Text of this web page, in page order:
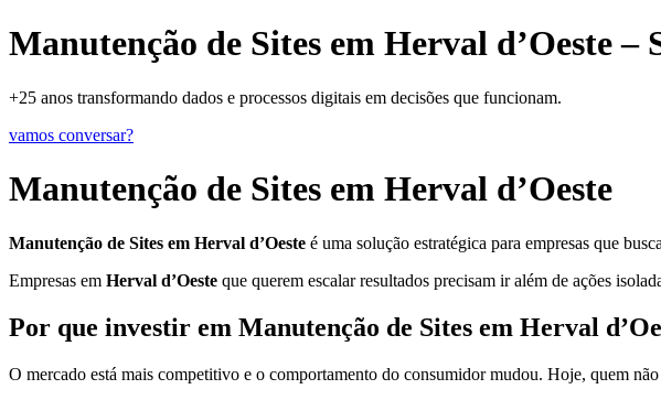
Manutenção de Sites em Herval d’Oeste –
+25 anos transformando dados e processos digitais em decisões que funcionam.
vamos conversar?
Manutenção de Sites em Herval d’Oeste
Manutenção de Sites em Herval d’Oeste é uma solução estratégica para empresas que
Empresas em Herval d’Oeste que querem escalar resultados precisam ir além de ações
Por que investir em Manutenção de Sites em Herval
O mercado está mais competitivo e o comportamento do consumidor mudou. Hoje, quem